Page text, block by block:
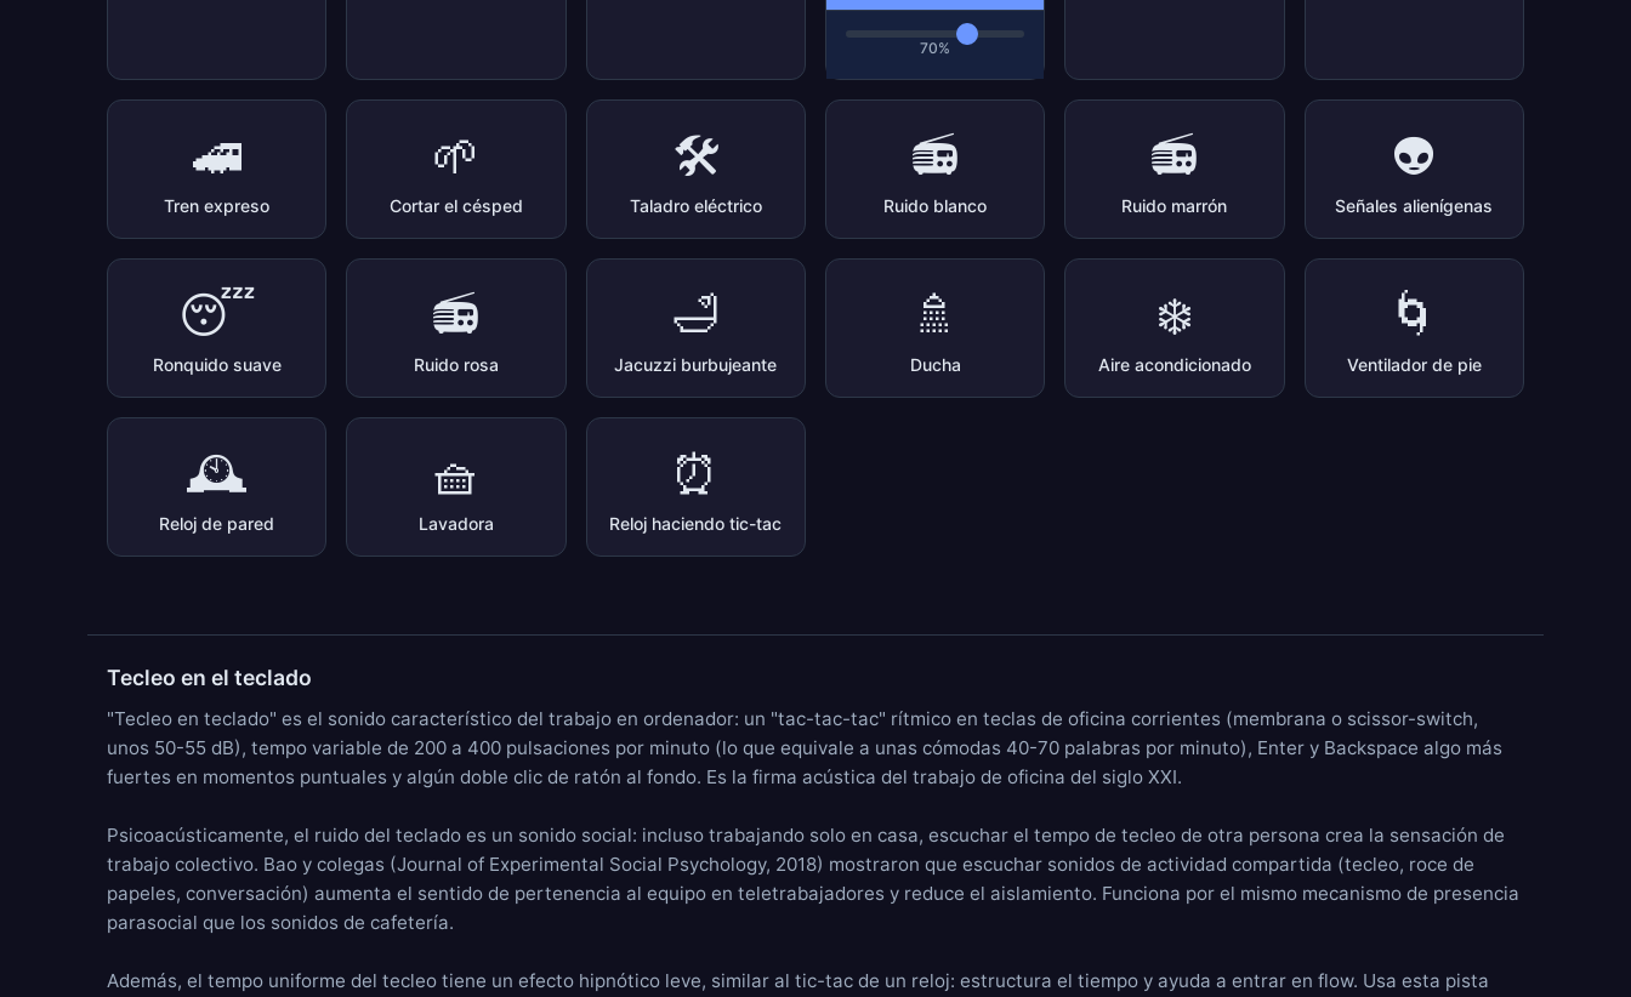
70%
🚄
Tren expreso
🌱
Cortar el césped
🛠️
Taladro eléctrico
📻
Ruido blanco
📻
Ruido marrón
👽
Señales alienígenas
😴
Ronquido suave
📻
Ruido rosa
🛁
Jacuzzi burbujeante
🚿
Ducha
❄️
Aire acondicionado
🌀
Ventilador de pie
🕰️
Reloj de pared
🧺
Lavadora
⏰
Reloj haciendo tic-tac
Tecleo en el teclado
"Tecleo en teclado" es el sonido característico del trabajo en ordenador: un "tac-tac-tac" rítmico en teclas de oficina corrientes (membrana o scissor-switch,
unos 50-55 dB), tempo variable de 200 a 400 pulsaciones por minuto (lo que equivale a unas cómodas 40-70 palabras por minuto), Enter y Backspace algo más
fuertes en momentos puntuales y algún doble clic de ratón al fondo. Es la firma acústica del trabajo de oficina del siglo XXI.
Psicoacústicamente, el ruido del teclado es un sonido social: incluso trabajando solo en casa, escuchar el tempo de tecleo de otra persona crea la sensación de
trabajo colectivo. Bao y colegas (Journal of Experimental Social Psychology, 2018) mostraron que escuchar sonidos de actividad compartida (tecleo, roce de
papeles, conversación) aumenta el sentido de pertenencia al equipo en teletrabajadores y reduce el aislamiento. Funciona por el mismo mecanismo de presencia
parasocial que los sonidos de cafetería.
Además, el tempo uniforme del tecleo tiene un efecto hipnótico leve, similar al tic-tac de un reloj: estructura el tiempo y ayuda a entrar en flow. Usa esta pista